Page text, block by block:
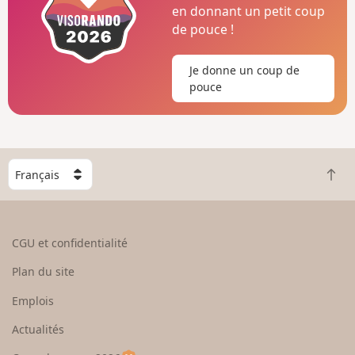
en donnant un petit coup
de pouce !
Je donne un coup de
pouce
C
h
o
e
u
R
e
CGU et confidentialité
Plan du site
Emplois
Actualités